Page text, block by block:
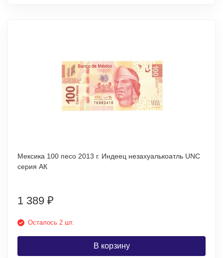
Мексика 100 песо 2013 г. Индеец незахуалькоатль UNC
серия AК
1 389 ₽
Осталось 2 шт.
В корзину